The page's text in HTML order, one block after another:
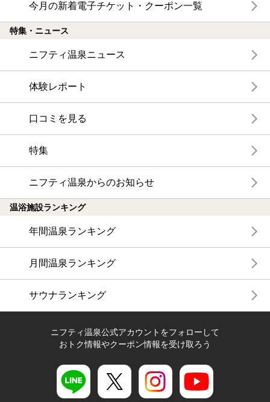
今月の新着電子チケット・クーポン一覧
特集・ニュース
ニフティ温泉ニュース
体験レポート
口コミを見る
特集
ニフティ温泉からのお知らせ
温浴施設ランキング
年間温泉ランキング
月間温泉ランキング
サウナランキング
ニフティ温泉公式アカウントをフォローして
おトク情報やクーポン情報を受け取ろう